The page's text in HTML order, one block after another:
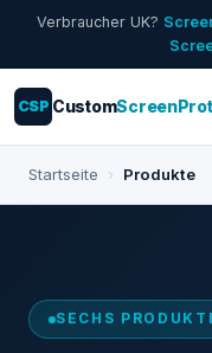
Verbraucher UK?
CSP Custom
Startseite › Produkte
SECHS